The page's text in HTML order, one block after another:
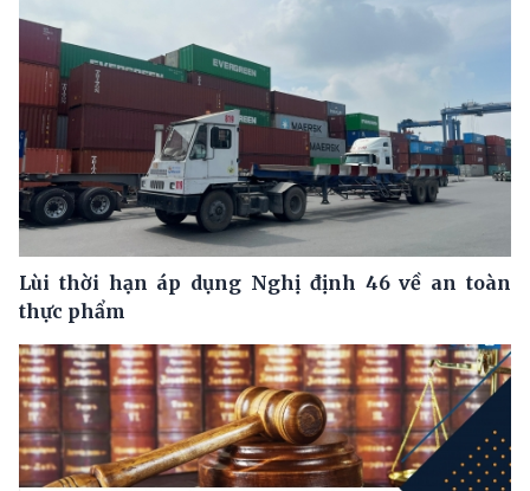
Lùi thời hạn áp dụng Nghị định 46 về an toàn
thực phẩm